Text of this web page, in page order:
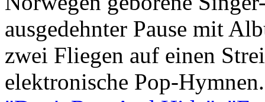
ausgedehnter Pause mit
zwei Fliegen auf einen
elektronische Pop-